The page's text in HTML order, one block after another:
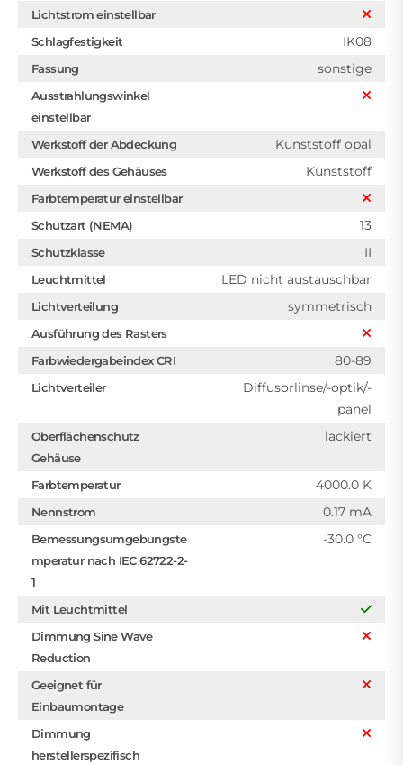
Lichtstrom einstellbar
Schlagfestigkeit
IK08
Fassung sonstige
Ausstrahlungswinkel
einstellbar
Werkstoff der Abdeckung
Kunststoff opal
Werkstoff des Gehäuses Kunststoff
Farbtemperatur einstellbar
Schutzart (NEMA)
13
Schutzklasse II
Leuchtmittel LED nicht austauschbar
Lichtverteilung symmetrisch
Ausführung des Rasters
Farbwiedergabeindex CRI
80-89
Lichtverteiler
Diffusorlinse/-optik/-
panel
Oberflächenschutz
Gehäuse
lackiert
Farbtemperatur 4000.0 K
Nennstrom 0.17 mA
Bemessungsumgebungste
mperatur nach IEC 62722-2-
1
-30.0 °C
Mit Leuchtmittel
Dimmung Sine Wave
Reduction
Geeignet für
Einbaumontage
Dimmung
herstellerspezifisch